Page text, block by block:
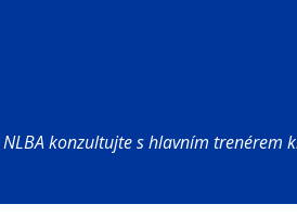
konzultujte s hlavním trenérem